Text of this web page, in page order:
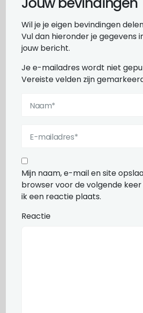
Wil je je eigen bevindingen
Vul dan hieronder je gegevens
jouw bericht.
Je e-mailadres wordt niet
Vereiste velden zijn
Mijn naam, e-mail en site
browser voor de volgende
ik een reactie plaats.
Reactie